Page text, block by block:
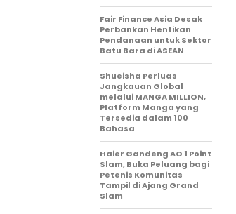
Fair Finance Asia Desak
Perbankan Hentikan
Pendanaan untuk Sektor
Batu Bara di ASEAN
Shueisha Perluas
Jangkauan Global
melalui MANGA MILLION,
Platform Manga yang
Tersedia dalam 100
Bahasa
Haier Gandeng AO 1 Point
Slam, Buka Peluang bagi
Petenis Komunitas
Tampil di Ajang Grand
Slam